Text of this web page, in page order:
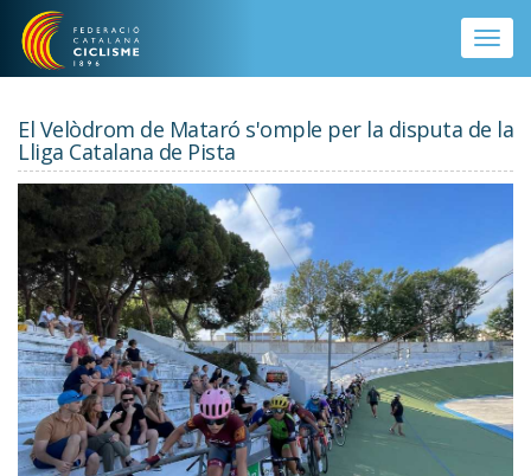
Vés al contingut
Toggle
El Velòdrom de Mataró s'omple per la disputa de la
Lliga Catalana de Pista